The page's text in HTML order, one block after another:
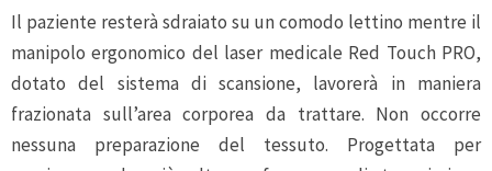
Il paziente resterà sdraiato su un comodo lettino mentre il
manipolo ergonomico del laser medicale Red Touch PRO,
dotato del sistema di scansione, lavorerà in maniera
frazionata sull’area corporea da trattare. Non occorre
nessuna preparazione del tessuto. Progettata per